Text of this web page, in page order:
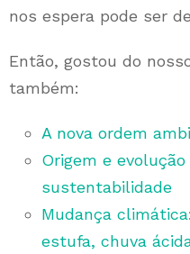
nos espera pode ser
Então, gostou do
também:
A nova ordem
Origem e
sustentabilidade
Mudança
estufa, chuva